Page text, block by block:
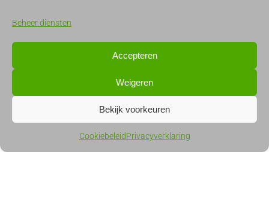
Beheer diensten
Accepteren
Weigeren
Bekijk voorkeuren
CookiebeleidPrivacyverklaring